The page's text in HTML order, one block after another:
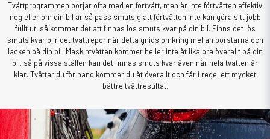
Tvättprogrammen börjar ofta med en förtvätt, men är inte förtvätten effektiv
nog eller om din bil är så pass smutsig att förtvätten inte kan göra sitt jobb
fullt ut, så kommer det att finnas lös smuts kvar på din bil. Finns det lös
smuts kvar blir det tvättrepor när detta gnids omkring mellan borstarna och
lacken på din bil. Maskintvätten kommer heller inte åt lika bra överallt på din
bil, så på vissa ställen kan det finnas smuts kvar även när hela tvätten är
klar. Tvättar du för hand kommer du åt överallt och får i regel ett mycket
bättre tvättresultat.